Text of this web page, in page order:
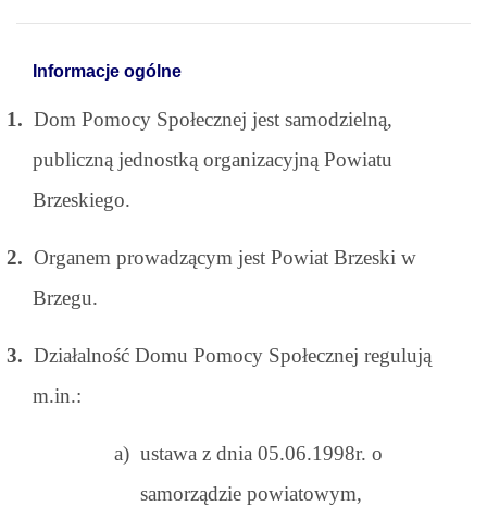
Informacje ogólne
1. Dom Pomocy Społecznej jest samodzielną,
publiczną jednostką organizacyjną Powiatu
Brzeskiego.
2. Organem prowadzącym jest Powiat Brzeski w
Brzegu.
3. Działalność Domu Pomocy Społecznej regulują
m.in.:
a) ustawa z dnia 05.06.1998r. o
samorządzie powiatowym,